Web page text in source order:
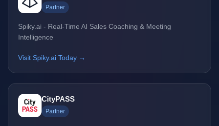
Partner
Spiky.ai - Real-Time AI Sales Coaching & Meeting
Intelligence
Visit Spiky.ai Today →
CityPASS
Partner